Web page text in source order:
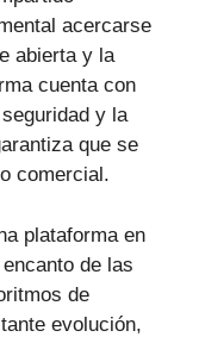
acercarse
abierta y la
cuenta con
y la
que se
comercial.
plataforma en
de las
de
evolución,